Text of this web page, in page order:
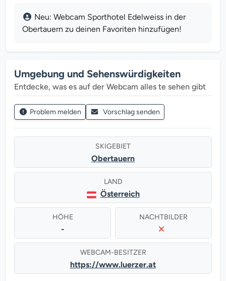
Neu: Webcam Sporthotel Edelweiss in der
Obertauern zu deinen Favoriten hinzufügen!
Umgebung und Sehenswürdigkeiten
Entdecke, was es auf der Webcam alles te sehen gibt
Problem melden Vorschlag senden
SKIGEBIET
Obertauern
LAND
Österreich
HÖHE
-
NACHTBILDER
WEBCAM-BESITZER
https://www.luerzer.at